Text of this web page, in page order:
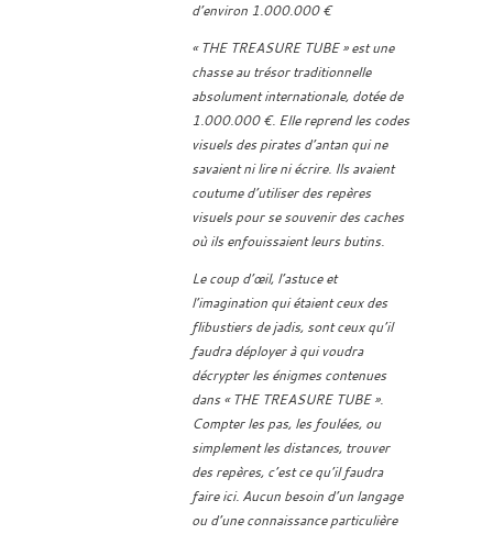
d’environ 1.000.000 €
« THE TREASURE TUBE » est une
chasse au trésor traditionnelle
absolument internationale, dotée de
1.000.000 €. Elle reprend les codes
visuels des pirates d’antan qui ne
savaient ni lire ni écrire. Ils avaient
coutume d’utiliser des repères
visuels pour se souvenir des caches
où ils enfouissaient leurs butins.
Le coup d’œil, l’astuce et
l’imagination qui étaient ceux des
flibustiers de jadis, sont ceux qu’il
faudra déployer à qui voudra
décrypter les énigmes contenues
dans « THE TREASURE TUBE ».
Compter les pas, les foulées, ou
simplement les distances, trouver
des repères, c’est ce qu’il faudra
faire ici. Aucun besoin d’un langage
ou d’une connaissance particulière